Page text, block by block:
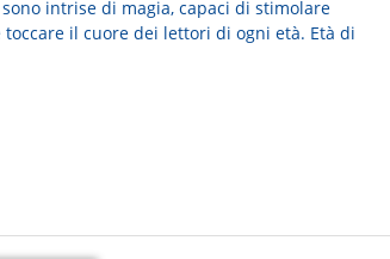
intrise di magia, capaci di stimolare
il cuore dei lettori di ogni età. Età di